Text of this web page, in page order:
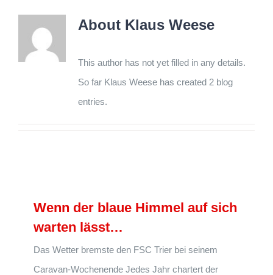
About Klaus Weese
This author has not yet filled in any details.
So far Klaus Weese has created 2 blog
entries.
Wenn der blaue Himmel auf sich
warten lässt…
Das Wetter bremste den FSC Trier bei seinem
Caravan-Wochenende Jedes Jahr chartert der